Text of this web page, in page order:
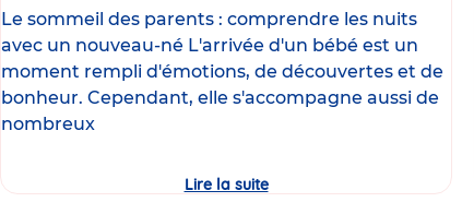
Le sommeil des parents : comprendre les nuits
avec un nouveau-né L'arrivée d'un bébé est un
moment rempli d'émotions, de découvertes et de
bonheur. Cependant, elle s'accompagne aussi de
nombreux
Lire la suiteLe
manque